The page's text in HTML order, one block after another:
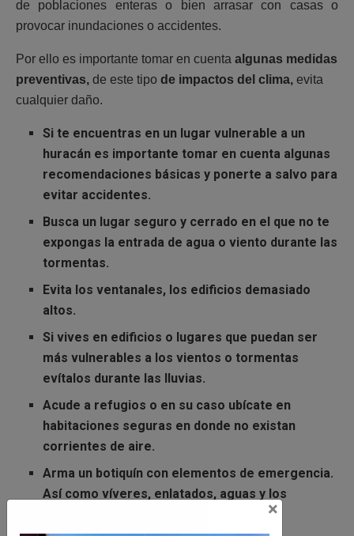
de poblaciones enteras o bien arrasar con casas o
provocar inundaciones o accidentes.
Por ello es importante tomar en cuenta algunas medidas
preventivas, de este tipo de impactos del clima, evita
cualquier daño.
Si te encuentras en un lugar vulnerable a un
huracán es importante tomar en cuenta algunas
recomendaciones básicas y ponerte a salvo para
evitar accidentes.
Busca un lugar seguro y cerrado en el que no te
expongas la entrada de agua o viento durante las
tormentas.
Evita los ventanales, los edificios demasiado
altos.
Si vives en edificios o lugares que puedan ser
más vulnerables a los vientos o tormentas
evítalos durante las lluvias.
Acude a refugios o en su caso ubícate en
habitaciones seguras en donde no existan
corrientes de aire.
Arma un botiquín con elementos de emergencia.
Así como víveres, enlatados, aguas y los
×